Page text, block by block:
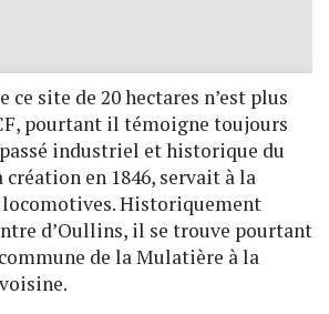
ce site de 20 hectares n’est plus
pourtant il témoigne toujours
industriel et historique du
en 1846, servait à la
locomotives. Historiquement
d’Oullins, il se trouve pourtant
de la Mulatière à la